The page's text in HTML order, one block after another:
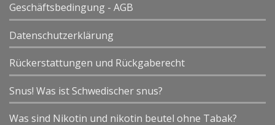
Geschäftsbedingung - AGB
Datenschutzerklärung
Rückerstattungen und Rückgaberecht
Snus! Was ist Schwedischer snus?
Was sind Nikotin und nikotin beutel ohne Tabak?